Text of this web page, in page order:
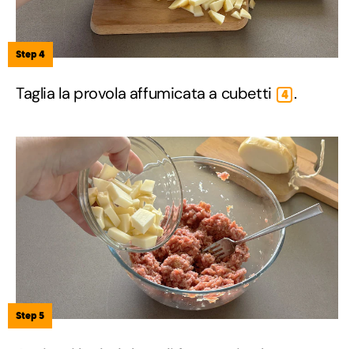
Step 4
Taglia la provola affumicata a cubetti 4 .
Step 5